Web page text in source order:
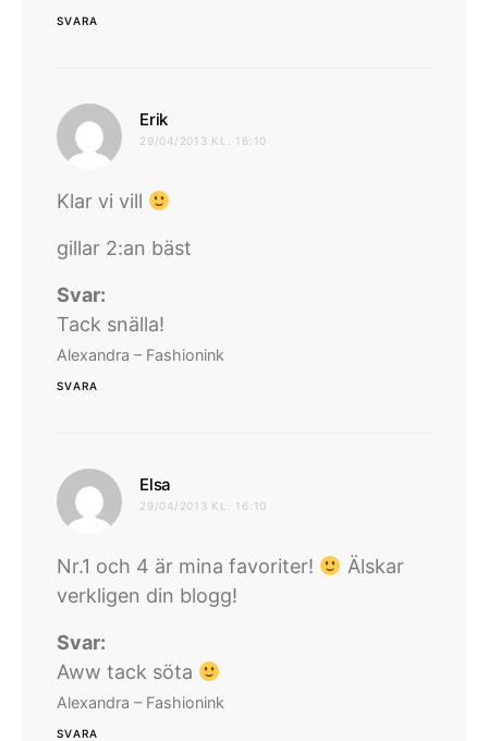
SVARA
Erik
29/04/2013 KL. 16:10
Klar vi vill
gillar 2:an bäst
Svar:
Tack snälla!
Alexandra – Fashionink
SVARA
Elsa
29/04/2013 KL. 16:10
Nr.1 och 4 är mina favoriter!
Älskar
verkligen din blogg!
Svar:
Aww tack söta
Alexandra – Fashionink
SVARA